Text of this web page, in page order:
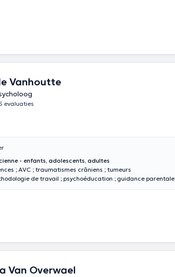
Vanhoutte
evaluaties
- enfants, adolescents, adultes
; AVC ; traumatismes crâniens ; tumeurs
de travail ; psychoéducation ; guidance parentale
Van Overwael